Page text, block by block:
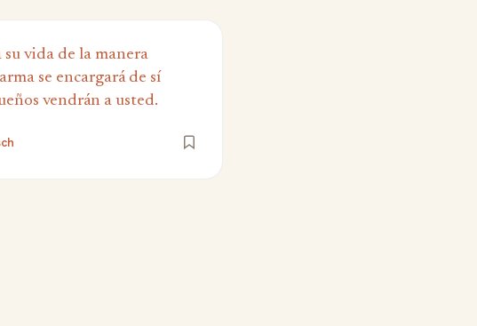
su vida de la manera
se encargará de sí
vendrán a usted.